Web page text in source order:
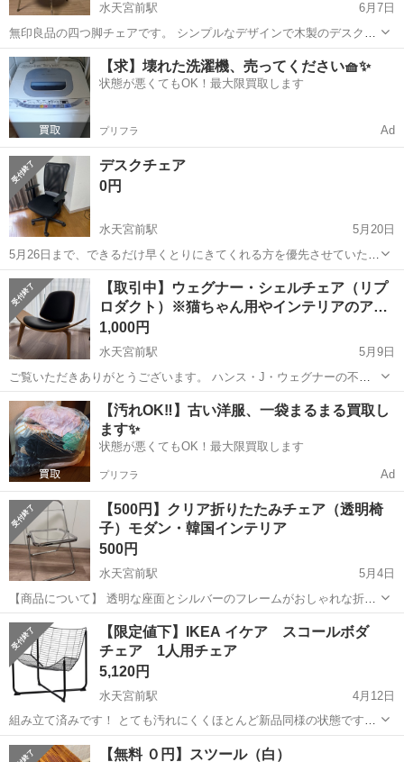
水天宮前駅
6月7日
無印良品の四つ脚チェアです。 シンプルなデザインで木製のデスクで
も合わせやすいです。 【サイズ】高さ81cm、座面の高さ：地面から
46cm、座面の大きさ：直径37cm、奥行き：47cm （若干の誤差があ
る可能性ございます。...
東京 中央区 水天宮前駅 椅子 無印良品
【求】壊れた洗濯機、売ってください🧺✨
状態が悪くてもOK！最大限買取します
プリフラ Ad
デスクチェア
0円
水天宮前駅
5月20日
5月26日まで、できるだけ早くとりにきてくれる方を優先させていただ
きます。 よろしくおねがいします。
東京 中央区 水天宮前駅 椅子
【取引中】ウェグナー・シェルチェア（リプ
ロダクト）※猫ちゃん用やインテリアのア…
1,000円
水天宮前駅
5月9日
ご覧いただきありがとうございます。 ハンス・J・ウェグナーの不朽
の名作「シェルチェア」のリプロダクト品です。 オブジェのような美
しい曲線が特徴で、置いておくだけでお部屋の雰囲気が格上げされま
す。 【重要：商品の...
東京 中央区 水天宮前駅 椅子 ウェグナー
【汚れOK‼️】古い洋服、一袋まるまる買取し
ます✨
状態が悪くてもOK！最大限買取します
プリフラ Ad
【500円】クリア折りたたみチェア（透明椅
子）モダン・韓国インテリア
500円
水天宮前駅
5月4日
【商品について】 透明な座面とシルバーのフレームがおしゃれな折り
たたみチェアです。 3年ほど自宅で使用しました。 クリア素材特有
の、使用に伴う細かい擦れや傷はありますが、割れなどはなく、まだ
まだ問題なくお使いいただけま...
東京 水天宮前駅
【限定値下】IKEA イケア スコールボダ
チェア 1人用チェア
5,120円
水天宮前駅
4月12日
組み立て済みです！ とても汚れにくくほとんど新品同様の状態です。
お写真2枚目がサイズです。 ぜひお譲りさせてください＾＾
東京 中央区 水天宮前駅 イケア
【無料 ０円】スツール（白）